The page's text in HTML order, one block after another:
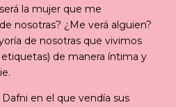
la mujer que me
nosotras? ¿Me verá alguien?
de nosotras que vivimos
de manera íntima y
en el que vendía sus